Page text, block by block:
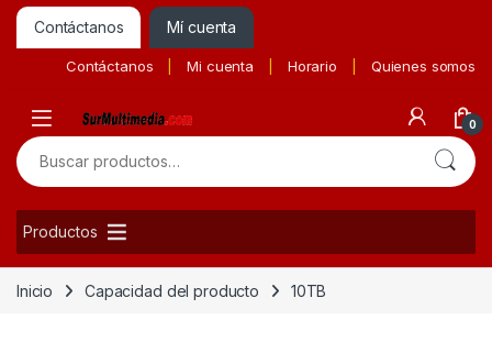
Contáctanos Mí cuenta
Contáctanos Mi cuenta Horario Quienes somos
0
Buscar por:
Productos
Inicio Capacidad del producto 10TB